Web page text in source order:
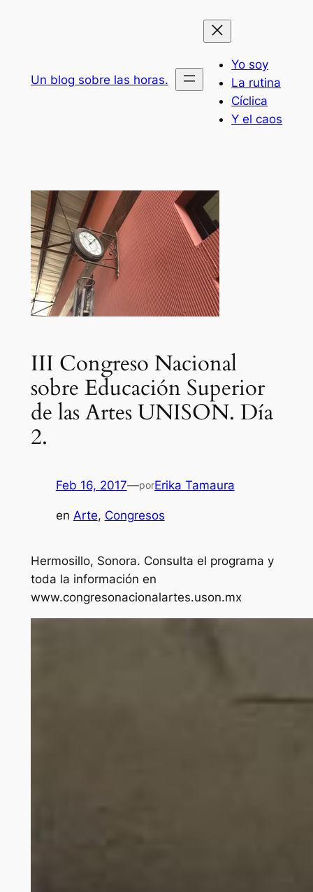
Un blog sobre las horas.
Yo soy
La rutina
Cíclica
Y el caos
III Congreso Nacional
sobre Educación Superior
de las Artes UNISON. Día
2.
Feb 16, 2017—porErika Tamaura
en Arte, Congresos
Hermosillo, Sonora. Consulta el programa y
toda la información en
www.congresonacionalartes.uson.mx